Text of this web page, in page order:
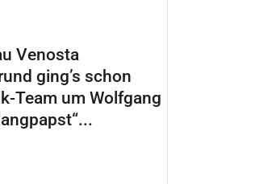
Venosta
ging’s schon
Team um Wolfgang